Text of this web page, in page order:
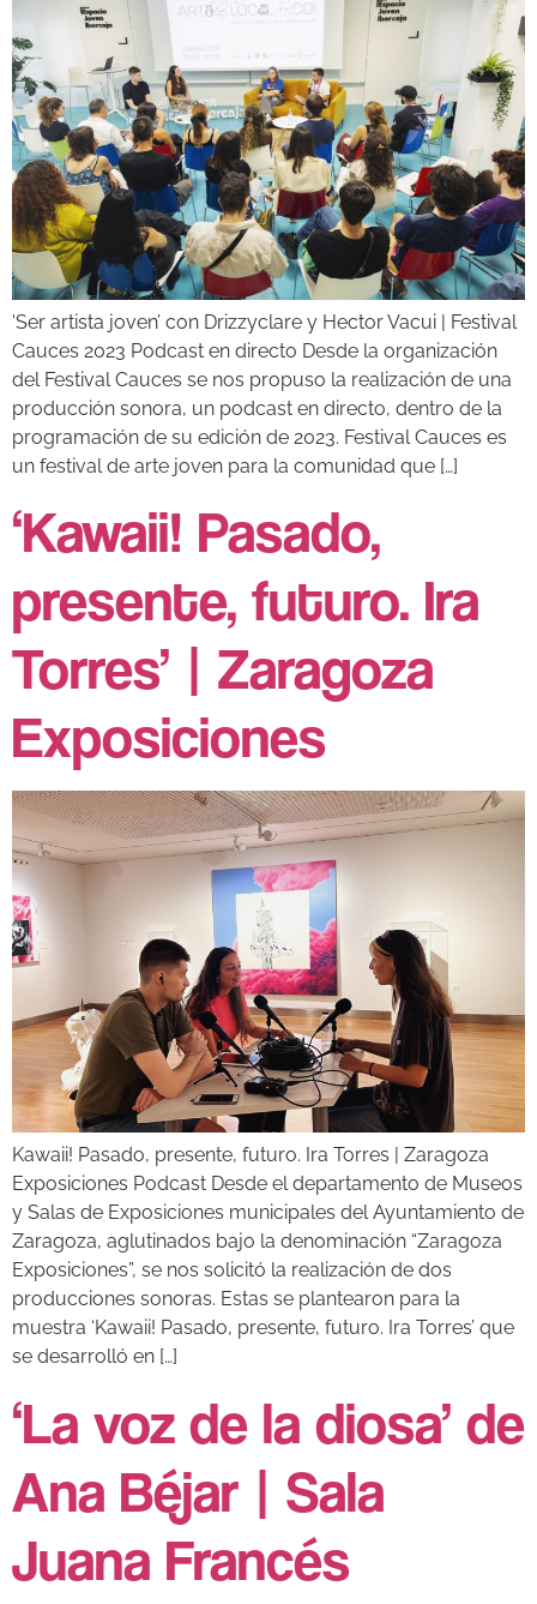
‘Ser artista joven’ con Drizzyclare y Hector Vacui | Festival
Cauces 2023 Podcast en directo Desde la organización
del Festival Cauces se nos propuso la realización de una
producción sonora, un podcast en directo, dentro de la
programación de su edición de 2023. Festival Cauces es
un festival de arte joven para la comunidad que […]
‘Kawaii! Pasado,
presente, futuro. Ira
Torres’ | Zaragoza
Exposiciones
Kawaii! Pasado, presente, futuro. Ira Torres | Zaragoza
Exposiciones Podcast Desde el departamento de Museos
y Salas de Exposiciones municipales del Ayuntamiento de
Zaragoza, aglutinados bajo la denominación “Zaragoza
Exposiciones”, se nos solicitó la realización de dos
producciones sonoras. Estas se plantearon para la
muestra ‘Kawaii! Pasado, presente, futuro. Ira Torres’ que
se desarrolló en […]
‘La voz de la diosa’ de
Ana Béjar | Sala
Juana Francés